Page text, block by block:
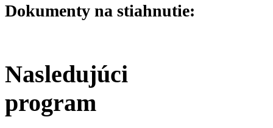
Dokumenty na stiahnutie:
Nasledujúci
program